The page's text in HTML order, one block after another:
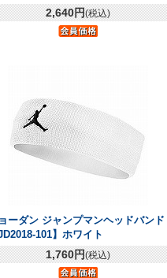
2,640円(税込)
ーダン ジャンプマンヘッドバンド
JD2018-101】ホワイト
1,760円(税込)